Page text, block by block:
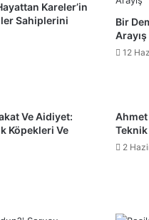
Kareler’in
Sahiplerini
Bir
Arayış
12
Ve Aidiyet:
Köpekleri Ve
Ahmet
2